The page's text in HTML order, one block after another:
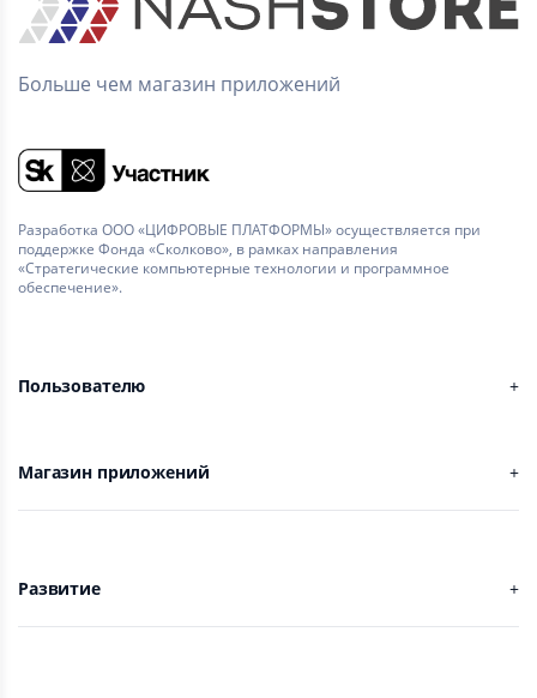
Больше чем магазин приложений
Разработка ООО «ЦИФРОВЫЕ ПЛАТФОРМЫ» осуществляется при
поддержке Фонда «Сколково», в рамках направления
«Стратегические компьютерные технологии и программное
обеспечение».
Пользователю
Магазин приложений
Развитие